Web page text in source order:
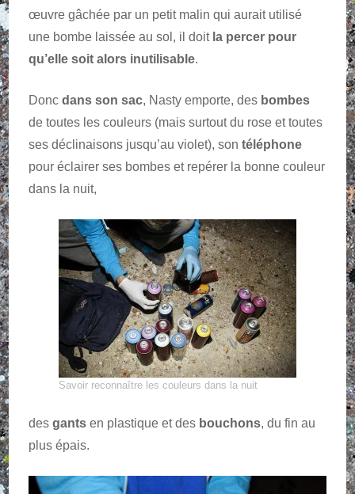
œuvre gâchée par un petit malin qui aurait utilisé
une bombe laissée au sol, il doit la percer pour
qu’elle soit alors inutilisable.
Doncdans son sac, Nasty emporte, des bombes
de toutes les couleurs (mais surtout du rose et toutes
ses déclinaisons jusqu’au violet), sontéléphone
pour éclairer ses bombes et repérer la bonne couleur
dans la nuit,
Savoir reconnaître les couleurs dans la nuit
desgants en plastique et des bouchons, du fin au
plus épais.